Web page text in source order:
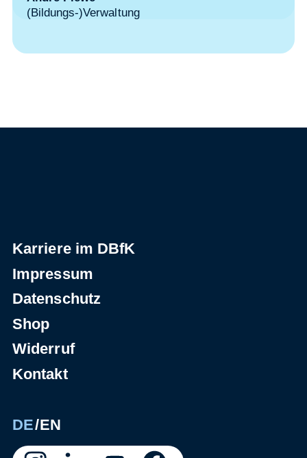
(Bildungs-)Verwaltung
Karriere im DBfK
Impressum
Datenschutz
Shop
Widerruf
Kontakt
DE EN